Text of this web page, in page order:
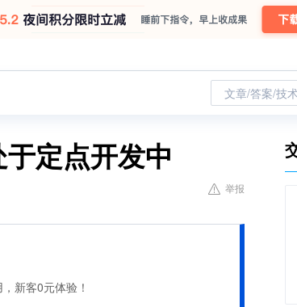
文章/答案/技
定点开发中
举报
新客0元体验！